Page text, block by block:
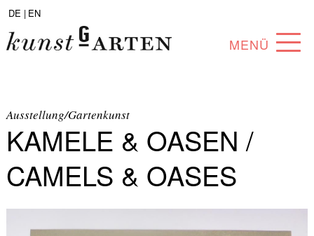
DE | EN
MENÜ
ABOUT
SAMMLUNG
KÜNSTLER*INNEN
PARTNER*INNEN
Ausstellung/Gartenkunst
KAMELE & OASEN /
CAMELS & OASES